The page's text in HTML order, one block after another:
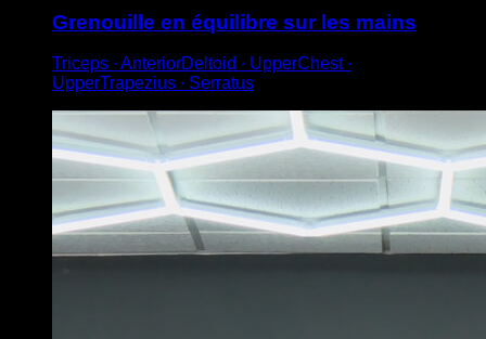
Grenouille en équilibre sur les mains
Triceps ∙ AnteriorDeltoid ∙ UpperChest ∙
UpperTrapezius ∙ Serratus